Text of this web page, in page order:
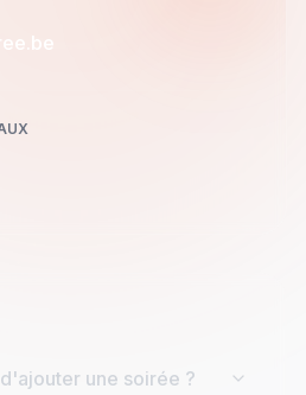
une soirée ?